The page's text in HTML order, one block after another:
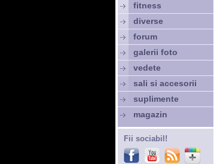
fitness
diverse
forum
galerii foto
vedete
sali si accesorii
suplimente
magazin
Fii sociabil!